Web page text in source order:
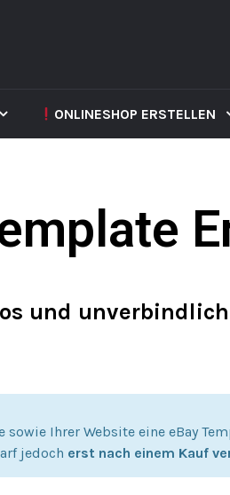
ONLINESHOP ERSTELLEN
und
Ihrer Website eine eBay
jedoch erst nach einem Kauf